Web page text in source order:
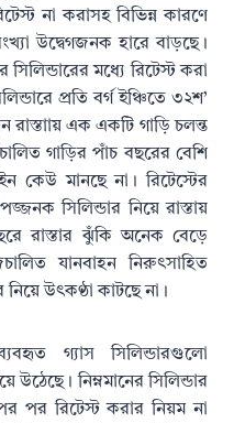
না করাসহ বিভিন্ন কারণে
উদ্বেগজনক হারে বাড়ছে।
মধ্যে রিটেস্ট করা
প্রতি বর্গ ইঞ্চিতে ৩২শ’
রাস্তাায় এক একটি গাড়ি চলন্ত
গাড়ির পাঁচ বছরের বেশি
কেউ মানছে না। রিটেস্টের
সিলিন্ডার নিয়ে রাস্তায়
রাস্তার ঝুঁকি অনেক বেড়ে
যানবাহন নিরুৎসাহিত
উৎকণ্ঠা কাটছে না।
গ্যাস সিলিন্ডারগুলো
নিম্নমানের সিলিন্ডার
পর রিটেস্ট করার নিয়ম না